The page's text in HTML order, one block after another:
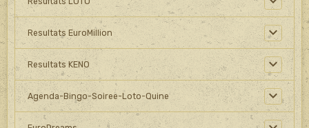
Resultats EuroMillion
Resultats KENO
Agenda-Bingo-Soiree-Loto-Quine